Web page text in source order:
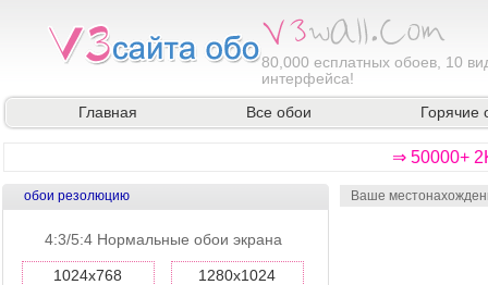
80,000 есплатных обоев, 10
интерфейса!
Главная
Все обои Горячие
⇒ 50000+
обои резолюцию
4:3/5:4 Нормальные обои экрана
1024x768 1280x1024
Ваше